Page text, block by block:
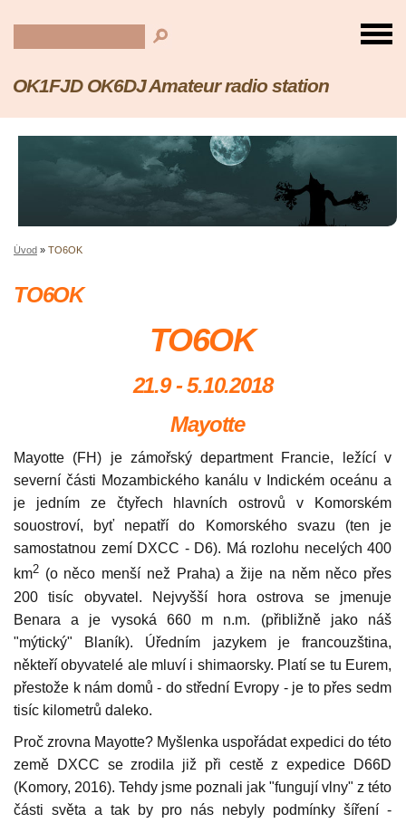
OK1FJD OK6DJ Amateur radio station
Úvod » TO6OK
TO6OK
TO6OK
21.9 - 5.10.2018
Mayotte
Mayotte (FH) je zámořský department Francie, ležící v
severní části Mozambického kanálu v Indickém oceánu a
je jedním ze čtyřech hlavních ostrovů v Komorském
souostroví, byť nepatří do Komorského svazu (ten je
samostatnou zemí DXCC - D6). Má rozlohu necelých 400
km2 (o něco menší než Praha) a žije na něm něco přes
200 tisíc obyvatel. Nejvyšší hora ostrova se jmenuje
Benara a je vysoká 660 m n.m. (přibližně jako náš
"mýtický" Blaník). Úředním jazykem je francouzština,
někteří obyvatelé ale mluví i shimaorsky. Platí se tu Eurem,
přestože k nám domů - do střední Evropy - je to přes sedm
tisíc kilometrů daleko.
Proč zrovna Mayotte? Myšlenka uspořádat expedici do této
země DXCC se zrodila již při cestě z expedice D66D
(Komory, 2016). Tehdy jsme poznali jak "fungují vlny" z této
části světa a tak by pro nás nebyly podmínky šíření -